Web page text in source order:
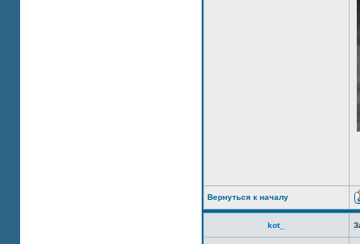
Вернуться к началу
kot_